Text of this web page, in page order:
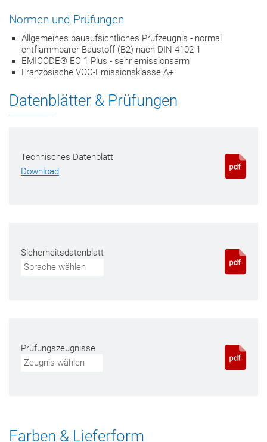
Normen und Prüfungen
Allgemeines bauaufsichtliches Prüfzeugnis - normal
entflammbarer Baustoff (B2) nach DIN 4102-1
EMICODE® EC 1 Plus - sehr emissionsarm
Französische VOC-Emissionsklasse A+
Datenblätter & Prüfungen
Technisches Datenblatt
Download
Sicherheitsdatenblatt
Sprache wählen
Prüfungszeugnisse
Zeugnis wählen
Farben & Lieferform